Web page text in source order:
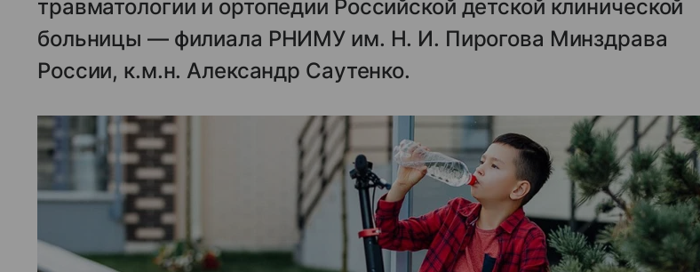
травматологии и ортопедии Российской детской клинической
больницы — филиала РНИМУ им. Н. И. Пирогова Минздрава
России, к.м.н. Александр Саутенко.